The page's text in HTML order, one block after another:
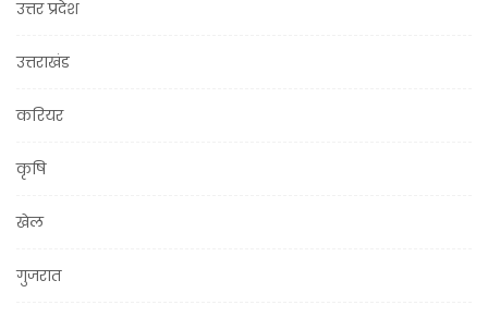
उत्तर प्रदेश
उत्तराखंड
करियर
कृषि
खेल
गुजरात